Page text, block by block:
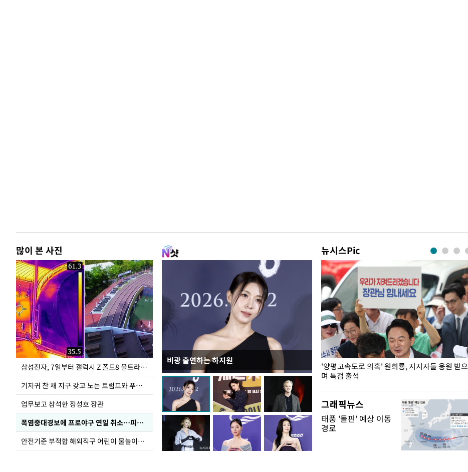
많이 본 사진
삼성전자, 7일부터 갤럭시 Z 폴드8 울트라·폴드8·플립8 출시
기저귀 찬 채 지구 갖고 노는 트럼프와 푸틴 형상 미로
업무보고 참석한 정성호 장관
폭염중대경보에 프로야구 연일 취소…피칭 연습장 '52도'
안전기준 부적합 해외직구 어린이 물놀이용품 판매 중단 요청한 서울시
비광 출연하는 하지원
뉴시스Pic
이재명 대통령, "수사·기소 분리 관련 대비책 최
선 다해 강구해야"
'양평고속도로 의혹' 원희룡, 지지자들 응원 받으
며 특검 출석
그래픽뉴스
태풍 '돌핀' 예상 이동
경로